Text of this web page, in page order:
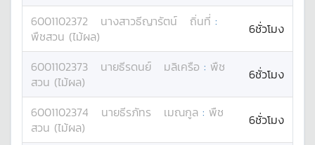
6001102372 นางสาวธีญารัตน์ ถิ่นที่ :
พืชสวน (ไม้ผล)
6ชั่วโมง
6001102373 นายธีรดนย์ มลิเครือ : พืช
สวน (ไม้ผล)
6ชั่วโมง
6001102374 นายธีรภัทร เมณกูล : พืช
สวน (ไม้ผล)
6ชั่วโมง